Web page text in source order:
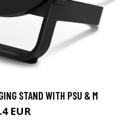
STAND WITH PSU & M
EUR